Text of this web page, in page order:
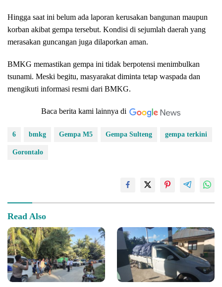
Hingga saat ini belum ada laporan kerusakan bangunan maupun
korban akibat gempa tersebut. Kondisi di sejumlah daerah yang
merasakan guncangan juga dilaporkan aman.
BMKG memastikan gempa ini tidak berpotensi menimbulkan
tsunami. Meski begitu, masyarakat diminta tetap waspada dan
mengikuti informasi resmi dari BMKG.
Baca berita kami lainnya di
6 bmkg Gempa M5 Gempa Sulteng gempa terkini
Gorontalo
Read Also